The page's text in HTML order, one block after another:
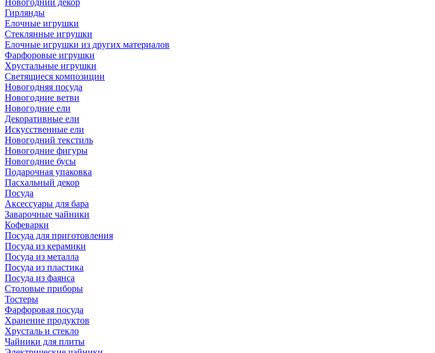
Новогодний декор
Гирлянды
Елочные игрушки
Стеклянные игрушки
Елочные игрушки из других материалов
Фарфоровые игрушки
Хрустальные игрушки
Светящиеся композиции
Новогодняя посуда
Новогодние ветви
Новогодние ели
Декоративные ели
Искусственные ели
Новогодний текстиль
Новогодние фигуры
Новогодние бусы
Подарочная упаковка
Пасхальный декор
Посуда
Аксессуары для бара
Заварочные чайники
Кофеварки
Посуда для приготовления
Посуда из керамики
Посуда из металла
Посуда из пластика
Посуда из фаянса
Столовые приборы
Тостеры
Фарфоровая посуда
Хранение продуктов
Хрусталь и стекло
Чайники для плиты